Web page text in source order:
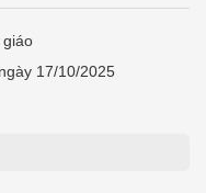
giáo
17/10/2025